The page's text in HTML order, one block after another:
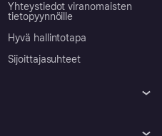
Yhteystiedot viranomaisten
tietopyynnöille
Hyvä hallintotapa
Sijoittajasuhteet